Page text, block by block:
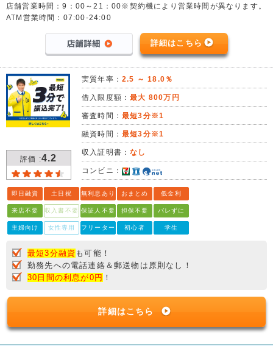
店舗営業時間：9：00～21：00※契約機により営業時間が異なります。
ATM営業時間：07:00-24:00
詳細はこちら
評価 :4.2
実質年率： 2.5 ～ 18.0％
借入限度額：最大 800万円
審査時間： 最短3分※1
融資時間： 最短3分※1
収入証明書：なし
コンビニ：
即日融資 土日祝 無利息あり おまとめ 低金利
来店不要 収入書不要 保証人不要 担保不要 バレずに
主婦向け 女性専用 フリーター 初心者 学生
最短3分融資 も可能！
勤務先への電話連絡＆郵送物は原則なし！
30日間の利息が0円 ！
詳細はこちら